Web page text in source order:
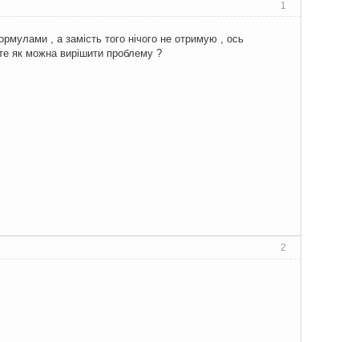
1
, а замість того нічого не отримую , ось
як можна вирішити проблему ?
2